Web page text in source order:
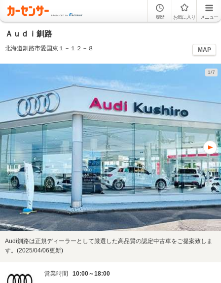
履歴 お気に入り メニュー
Ａｕｄｉ釧路
北海道釧路市愛国東１－１２－８ MAP
1/7
Audi釧路は正規ディーラーとして厳選した高品質の認定中古車をご提案致しま
す。(2025/04/06更新)
営業時間
10:00～18:00